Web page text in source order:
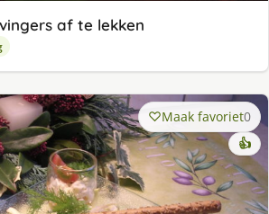
af te lekken
Maak favoriet0
👍